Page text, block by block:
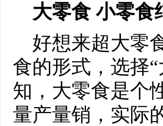
大零食 小零食
好想来超大零
食的形式，选择
知，大零食是个
量产量销，实际